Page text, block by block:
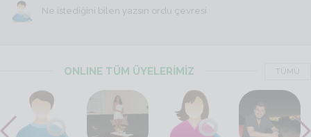
Ne istediğini bilen yazsın ordu çevresi
ONLINE TÜM ÜYELERİMİZ TÜMÜ